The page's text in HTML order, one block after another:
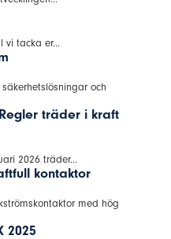
vi tacka er...
och
träder i kraft
2026 träder...
kontaktor
med hög
2025